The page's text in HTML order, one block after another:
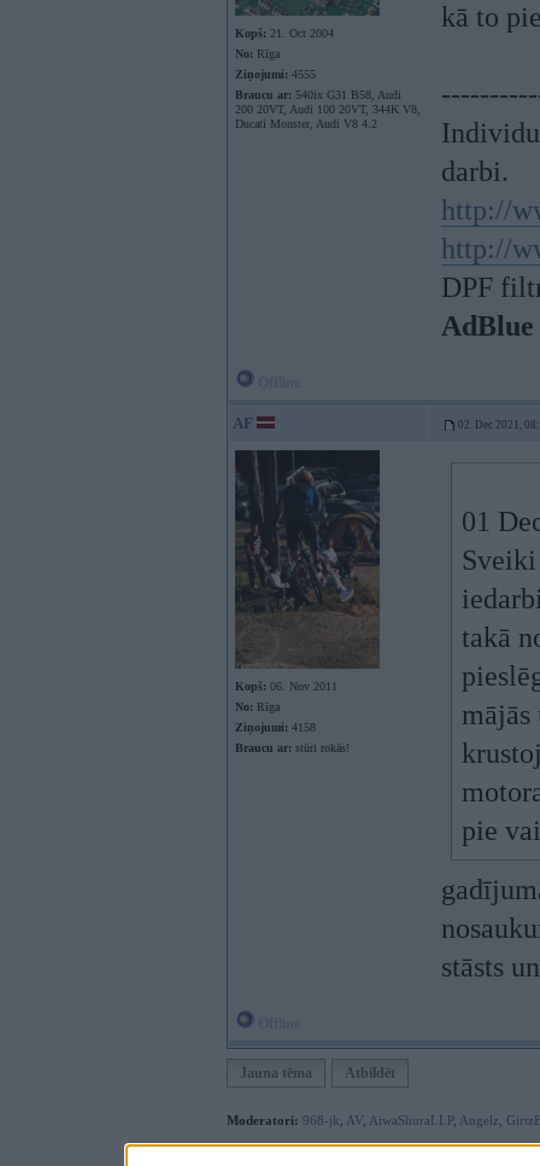
Kopš: 21. Oct 2004
No: Rīga
Ziņojumi: 4555
Braucu ar: 540ix G31 B58, Audi
200 20VT, Audi 100 20VT, 344K V8,
Ducati Monster, Audi V8 4.2
kā to
darbi.
http://
http://
DPF
AF 02. Dec 2021,
Kopš: 06. Nov 2011
No: Rīga
Ziņojumi: 4158
Braucu ar: stūri rokās!
01
takā
mājās
pie
stāsts
Jauna tēma Atbildēt
Moderatori: 968-jk AV AiwaShuraLLP, Angelz